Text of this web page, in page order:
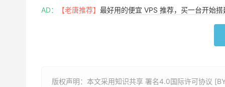
AD： 【老唐推荐】 最好用的便宜 VPS 推荐，买一台开始
版权声明：本文采用知识共享 署名4.0国际许可协议